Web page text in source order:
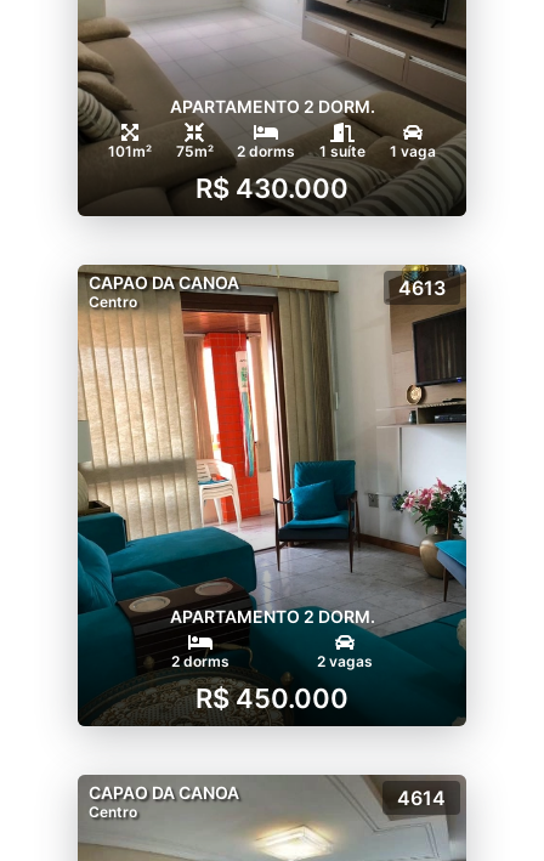
APARTAMENTO 2 DORM.
101m² 75m² 2 dorms 1 suíte 1 vaga
R$ 430.000
CAPAO DA CANOA
Centro
4613
APARTAMENTO 2 DORM.
2 dorms 2 vagas
R$ 450.000
CAPAO DA CANOA
Centro
4614